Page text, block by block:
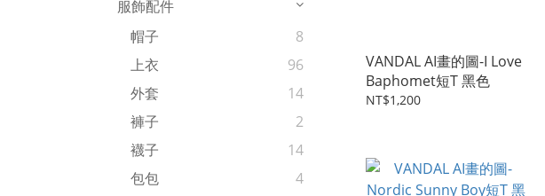
服飾配件
帽子
8
上衣
96
外套
14
褲子
2
襪子
14
包包
4
VANDAL AI畫的圖-I Love
Baphomet短T 黑色
NT$1,200